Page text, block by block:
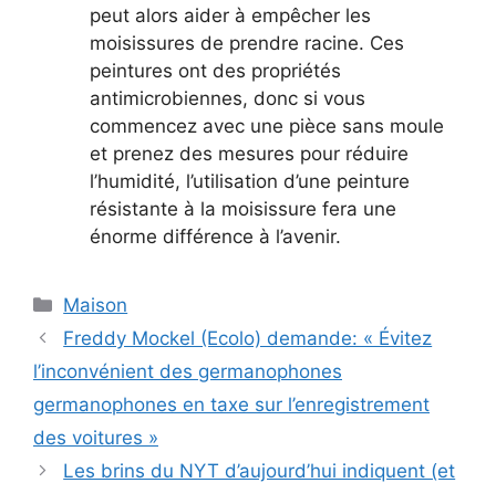
peut alors aider à empêcher les
moisissures de prendre racine. Ces
peintures ont des propriétés
antimicrobiennes, donc si vous
commencez avec une pièce sans moule
et prenez des mesures pour réduire
l’humidité, l’utilisation d’une peinture
résistante à la moisissure fera une
énorme différence à l’avenir.
Catégories
Maison
Freddy Mockel (Ecolo) demande: « Évitez
l’inconvénient des germanophones
germanophones en taxe sur l’enregistrement
des voitures »
Les brins du NYT d’aujourd’hui indiquent (et